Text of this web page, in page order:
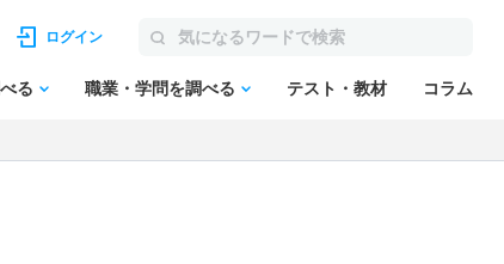
ログイン
る 職業・学問を調べる テスト・教材 コラム